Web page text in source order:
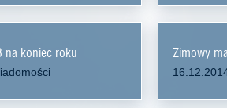
na koniec roku Zimowy